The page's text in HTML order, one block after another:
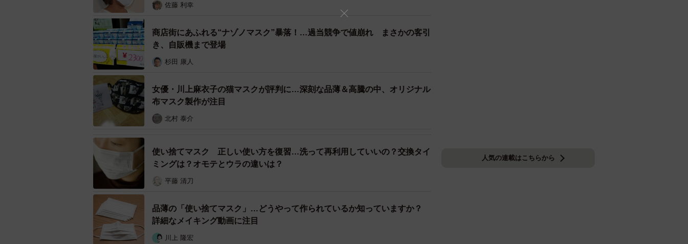
(4)ストレス性口臭
実は、強いストレスがかかると交感神経によりネバネバした唾液が出てきます。これは口
臭の原因となる悪玉菌が好む成分が含まれているだけでなく、口の中に悪玉菌が滞留しやす
くなります。逆に気分の落ち着いているときは副交感神経によって洗浄能力の高いサラサラ
した唾液が出てきます。これにより口の中の細菌が洗い流されるので、口臭は減ります。ス
トレスをためないようにしたいものです。
佐藤 利幸
商店街にあふれる“ナゾノマスク”暴落！…過当競争で値崩れ まさかの客引
き、自販機まで登場
杉田 康人
女優・川上麻衣子の猫マスクが評判に…深刻な品薄＆高騰の中、オリジナル
布マスク製作が注目
北村 泰介
使い捨てマスク 正しい使い方を復習…洗って再利用していいの？交換タイ
ミングは？オモテとウラの違いは？
平藤 清刀
品薄の「使い捨てマスク」…どうやって作られているか知っていますか？
詳細なメイキング動画に注目
川上 隆宏
人気の連載はこちらから